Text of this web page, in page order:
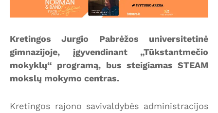
Kretingos Jurgio Pabrėžos universitetinė
gimnazijoje, įgyvendinant „Tūkstantmečio
mokyklų“ programą, bus steigiamas STEAM
mokslų mokymo centras.
Kretingos rajono savivaldybės administracijos